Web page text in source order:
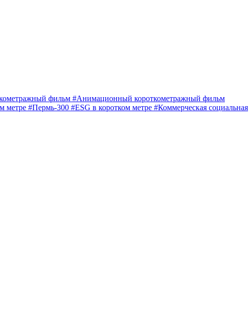
фильм #Анимационный короткометражный фильм
метре #Пермь-300 #ESG в коротком метре #Коммерческая социальная